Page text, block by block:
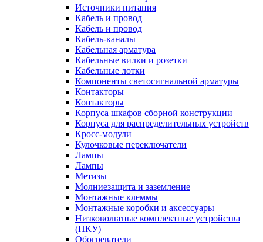
Источники питания
Кабель и провод
Кабель и провод
Кабель-каналы
Кабельная арматура
Кабельные вилки и розетки
Кабельные лотки
Компоненты светосигнальной арматуры
Контакторы
Контакторы
Корпуса шкафов сборной конструкции
Корпуса для распределительных устройств
Кросс-модули
Кулочковые переключатели
Лампы
Лампы
Метизы
Молниезащита и заземление
Монтажные клеммы
Монтажные коробки и аксессуары
Низковольтные комплектные устройства
(НКУ)
Обогреватели